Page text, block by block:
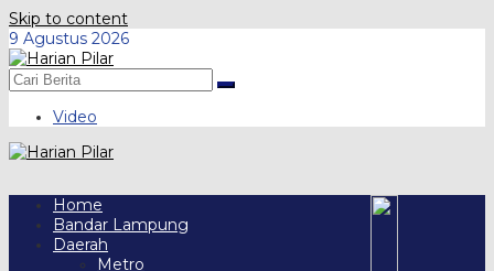
Skip to content
9 Agustus 2026
Video
Home
Bandar Lampung
Daerah
Metro